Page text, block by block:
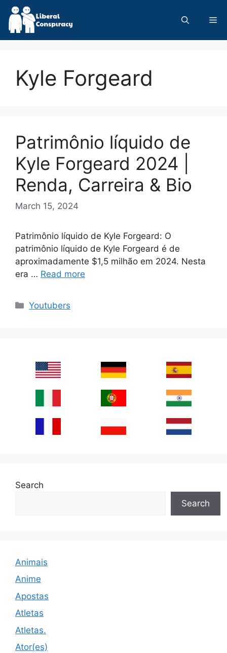
Skip
content
Kyle Forgeard
Patrimônio líquido de
Kyle Forgeard 2024 |
Renda, Carreira & Bio
March 15, 2024
Patrimônio líquido de Kyle Forgeard: O
patrimônio líquido de Kyle Forgeard é de
aproximadamente $1,5 milhão em 2024. Nesta
era … Read more
Categories
Youtubers
Search
Search
Animais
Anime
Apostas
Atletas
Atletas.
Ator(es)